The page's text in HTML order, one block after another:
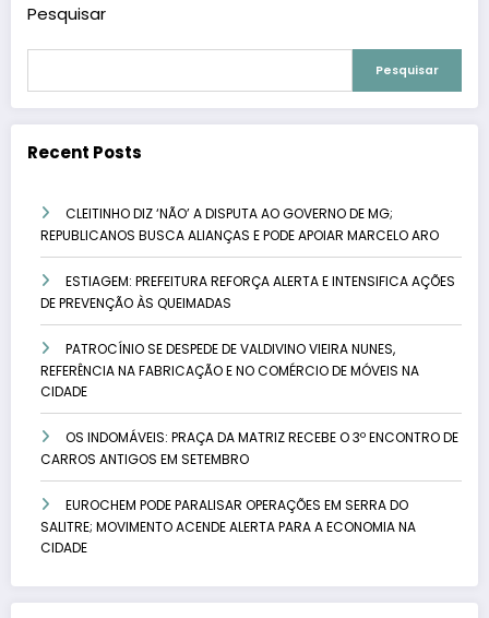
Pesquisar
Pesquisar
Recent Posts
CLEITINHO DIZ ‘NÃO’ A DISPUTA AO GOVERNO DE MG;
REPUBLICANOS BUSCA ALIANÇAS E PODE APOIAR MARCELO ARO
ESTIAGEM: PREFEITURA REFORÇA ALERTA E INTENSIFICA AÇÕES
DE PREVENÇÃO ÀS QUEIMADAS
PATROCÍNIO SE DESPEDE DE VALDIVINO VIEIRA NUNES,
REFERÊNCIA NA FABRICAÇÃO E NO COMÉRCIO DE MÓVEIS NA
CIDADE
OS INDOMÁVEIS: PRAÇA DA MATRIZ RECEBE O 3º ENCONTRO DE
CARROS ANTIGOS EM SETEMBRO
EUROCHEM PODE PARALISAR OPERAÇÕES EM SERRA DO
SALITRE; MOVIMENTO ACENDE ALERTA PARA A ECONOMIA NA
CIDADE